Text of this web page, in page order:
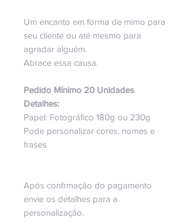
Um encanto em forma de mimo para
seu cliente ou até mesmo para
agradar alguém.
Abrace essa causa.
Pedido Mínimo 20 Unidades
Detalhes:
Papel: Fotográfico 180g ou 230g
Pode personalizar cores, nomes e
frases
Após confrmação do pagamento
envie os detalhes para a
personalização.